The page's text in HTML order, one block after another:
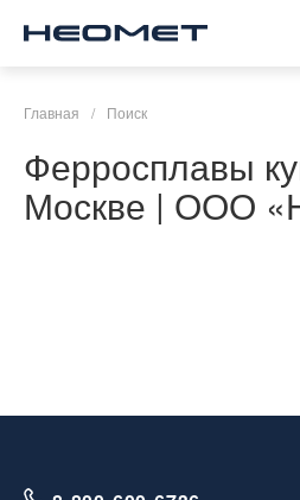
Главная / Поиск
Ферросплавы
Москве | ООО